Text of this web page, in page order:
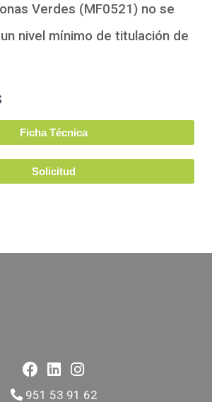
Verdes (MF0521) no se
nivel mínimo de titulación de
Ficha Técnica
Solicitud
951 53 91 62